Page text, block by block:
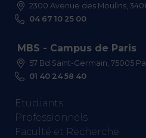
2300 Avenue des Moulins,
04 67 10 25 00
MBS - Campus de Paris
57 Bd Saint-Germain, 75005
01 40 24 58 40
Etudiants
Professionnels
Faculté et Recherche